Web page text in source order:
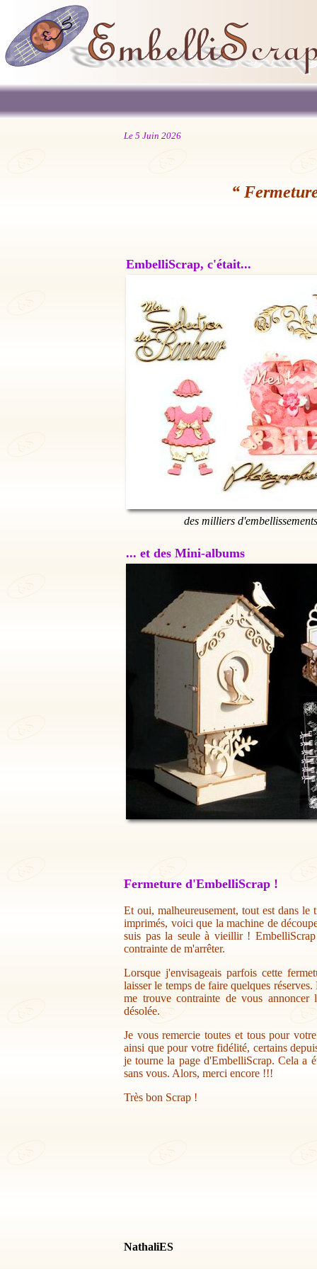
Le 5 Juin 2026
“
EmbelliScrap, c'était...
des milliers
... et des Mini-albums
Fermeture d'EmbelliScrap !
Et oui, malheureusement, tout est dans
imprimés, voici que la machine de
suis pas la seule à vieillir !
contrainte de m'arrêter.
Lorsque j'envisageais parfois cette
laisser le temps de faire quelques
me trouve contrainte de vous annoncer
désolée.
Je vous remercie toutes et tous pour
ainsi que pour votre fidélité, certains
je tourne la page d'EmbelliScrap. Cela a
sans vous. Alors, merci encore !!!
Très bon Scrap !
NathaliES